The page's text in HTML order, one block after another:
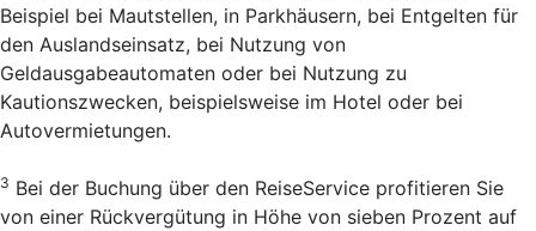
Beispiel bei Mautstellen, in Parkhäusern, bei Entgelten für
den Auslandseinsatz, bei Nutzung von
Geldausgabeautomaten oder bei Nutzung zu
Kautionszwecken, beispielsweise im Hotel oder bei
Autovermietungen.
3 Bei der Buchung über den Reise­Service profitieren Sie
von einer Rückvergütung in Höhe von sieben Prozent auf